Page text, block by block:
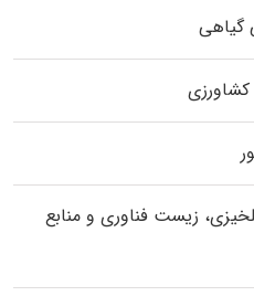
گیاهی
زیست فناوری و منابع